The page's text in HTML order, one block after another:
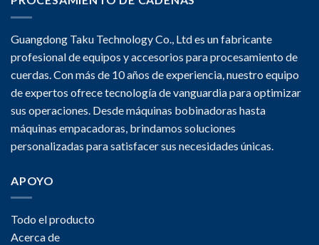
Guangdong Taku Technology Co., Ltd es un fabricante
profesional de equipos y accesorios para procesamiento de
cuerdas. Con más de 10 años de experiencia, nuestro equipo
de expertos ofrece tecnología de vanguardia para optimizar
sus operaciones. Desde máquinas bobinadoras hasta
máquinas empacadoras, brindamos soluciones
personalizadas para satisfacer sus necesidades únicas.
APOYO
Todo el producto
Acerca de